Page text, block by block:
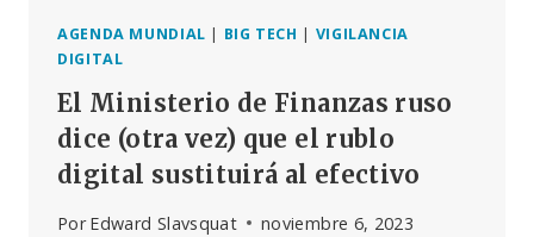
AGENDA MUNDIAL | BIG TECH | VIGILANCIA
DIGITAL
El Ministerio de Finanzas ruso
dice (otra vez) que el rublo
digital sustituirá al efectivo
Por Edward Slavsquat noviembre 6, 2023